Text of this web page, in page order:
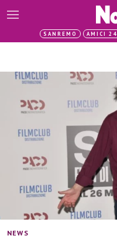
SANREMO AMICI 24
NEWS